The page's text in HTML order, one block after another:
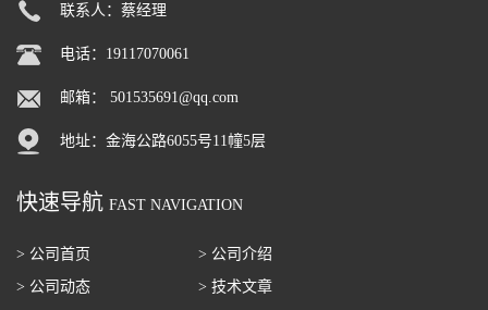
联系人：蔡经理
电话：19117070061
邮箱： 501535691@qq.com
地址：金海公路6055号11幢5层
快速导航 FAST NAVIGATION
> 公司首页
> 公司介绍
> 公司动态
> 技术文章